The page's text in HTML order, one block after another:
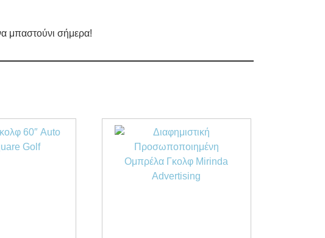
μπαστούνι σήμερα!